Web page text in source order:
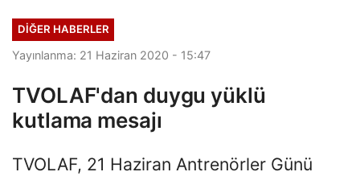
DIĞER HABERLER
Yayınlanma: 21 Haziran 2020 - 15:47
TVOLAF'dan duygu yüklü
kutlama mesajı
TVOLAF, 21 Haziran Antrenörler Günü